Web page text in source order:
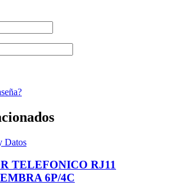
Datos
TELEFONICO RJ11
6P/4C